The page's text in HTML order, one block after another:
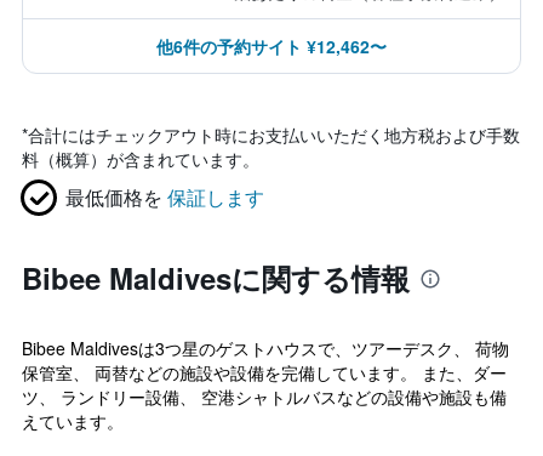
他6件の予約サイト ¥12,462〜
*合計にはチェックアウト時にお支払いいただく地方税および手数
料（概算）が含まれています。
最低価格を 保証します
Bibee Maldivesに関する情報
Bibee Maldivesは3つ星のゲストハウスで、ツアーデスク、 荷物
保管室、 両替などの施設や設備を完備しています。 また、ダー
ツ、 ランドリー設備、 空港シャトルバスなどの設備や施設も備
えています。